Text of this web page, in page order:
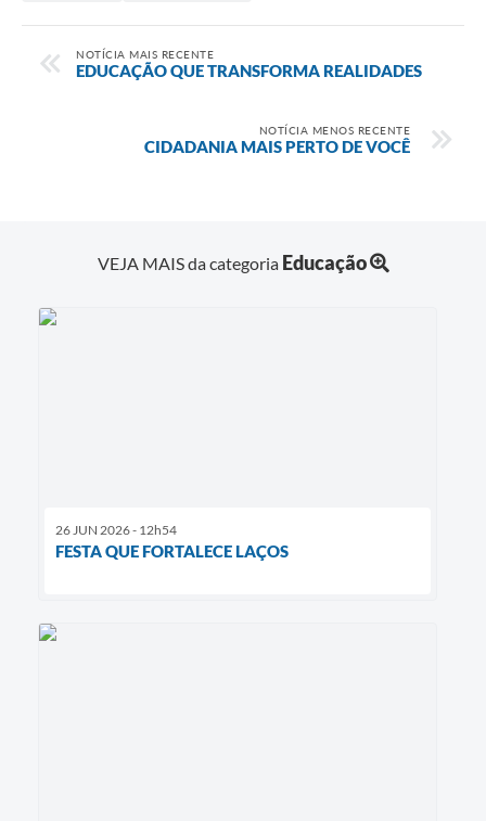
NOTÍCIA MAIS RECENTE
EDUCAÇÃO QUE TRANSFORMA REALIDADES
NOTÍCIA MENOS RECENTE
CIDADANIA MAIS PERTO DE VOCÊ
VEJA MAIS da categoria Educação
26 JUN 2026 - 12h54
FESTA QUE FORTALECE LAÇOS